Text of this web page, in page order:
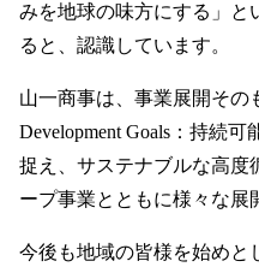
みを地球の味方にする」と
ると、認識しています。
山一商事は、事業展開その
Development Goals：持続
捉え、サステナブルな高度
ープ事業とともに様々な展
今後も地域の皆様を始めと